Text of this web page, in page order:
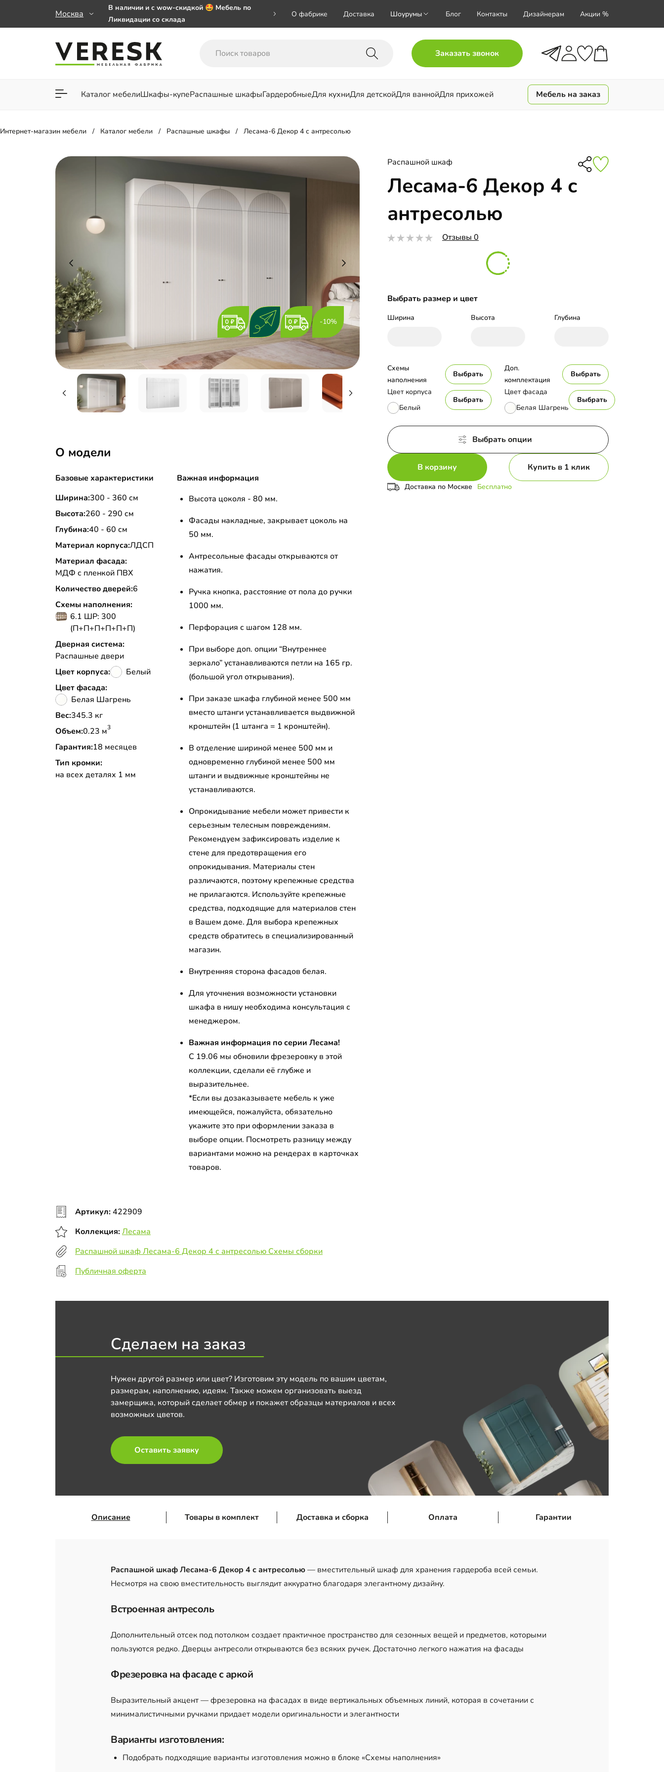
Москва
В наличии и с wow-скидкой 🤩 Мебель по
Ликвидации со склада
заказе от 50 000 ₽
Важно! Наш Whatsapp переехал на номер
О фабрике Доставка Шоурумы Блог Контакты Дизайнерам Акции %
Заказать звонок
Каталог мебелиШкафы-купеРаспашные шкафыГардеробныеДля кухниДля детскойДля ваннойДля прихожей
Для гостиной Для спальни
Мебель на заказ
Интернет-магазин мебели Каталог мебели Распашные шкафы Лесама-6 Декор 4 с антресолью
-10%
Распашной шкаф
Лесама-6 Декор 4 с
антресолью
Отзывы 0
Выбрать размер и цвет
Ширина Высота Глубина
Цвет корпуса
Белый
Выбрать
Цвет фасада
Белая Шагрень
Выбрать
Схемы
наполнения
Выбрать
Доп.
комплектация
Выбрать
Выбрать опции
В корзину Купить в 1 клик
Доставка по Москве Бесплатно
О модели
Базовые характеристики
Ширина:300 - 360 см
Высота:260 - 290 см
Глубина:40 - 60 см
Материал корпуса:ЛДСП
Материал фасада:
МДФ с пленкой ПВХ
Количество дверей:6
Схемы наполнения:
6.1 ШР: 300
(П+П+П+П+П+П)
Дверная система:
Распашные двери
Цвет корпуса:
Белый
Цвет фасада:
Белая Шагрень
Вес:
345.3 кг
Объем:
0.23 м3
Гарантия:18 месяцев
Тип кромки:
на всех деталях 1 мм
Важная информация
Высота цоколя - 80 мм.
Фасады накладные, закрывает цоколь на
50 мм.
Антресольные фасады открываются от
нажатия.
Ручка кнопка, расстояние от пола до ручки
1000 мм.
Перфорация с шагом 128 мм.
При выборе доп. опции “Внутреннее
зеркало” устанавливаются петли на 165 гр.
(большой угол открывания).
При заказе шкафа глубиной менее 500 мм
вместо штанги устанавливается выдвижной
кронштейн (1 штанга = 1 кронштейн).
В отделение шириной менее 500 мм и
одновременно глубиной менее 500 мм
штанги и выдвижные кронштейны не
устанавливаются.
Опрокидывание мебели может привести к
серьезным телесным повреждениям.
Рекомендуем зафиксировать изделие к
стене для предотвращения его
опрокидывания. Материалы стен
различаются, поэтому крепежные средства
не прилагаются. Используйте крепежные
средства, подходящие для материалов стен
в Вашем доме. Для выбора крепежных
средств обратитесь в специализированный
магазин.
Внутренняя сторона фасадов белая.
Для уточнения возможности установки
шкафа в нишу необходима консультация с
менеджером.
Важная информация по серии Лесама!
С 19.06 мы обновили фрезеровку в этой
коллекции, сделали её глубже и
выразительнее.
*Если вы дозаказываете мебель к уже
имеющейся, пожалуйста, обязательно
укажите это при оформлении заказа в
выборе опции. Посмотреть разницу между
вариантами можно на рендерах в карточках
товаров.
Артикул:422909
Коллекция:Лесама
Распашной шкаф Лесама-6 Декор 4 с антресолью Схемы сборки
Публичная оферта
Сделаем на заказ
Нужен другой размер или цвет? Изготовим эту модель по вашим цветам,
размерам, наполнению, идеям. Также можем организовать выезд
замерщика, который сделает обмер и покажет образцы материалов и всех
возможных цветов.
Оставить заявку
Описание Товары в комплект Доставка и сборка Оплата Гарантии
Распашной шкаф Лесама-6 Декор 4 с антресолью— вместительный шкаф для хранения гардероба всей семьи.
Несмотря на свою вместительность выглядит аккуратно благодаря элегантному дизайну.
Встроенная антресоль
Дополнительный отсек под потолком создает практичное пространство для сезонных вещей и предметов, которыми
пользуются редко. Дверцы антресоли открываются без всяких ручек. Достаточно легкого нажатия на фасады
Фрезеровка на фасаде с аркой
Выразительный акцент — фрезеровка на фасадах в виде вертикальных объемных линий, которая в сочетании с
минималистичными ручками придает модели оригинальности и элегантности
Варианты изготовления:
Подобрать подходящие варианты изготовления можно в блоке «Схемы наполнения»